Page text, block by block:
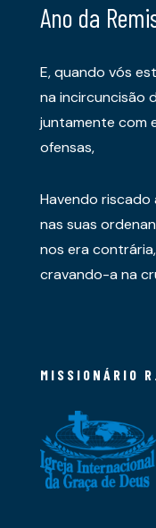
Ano da
E, quando vós
na incircuncisão
juntamente com
ofensas,
Havendo
nas suas
nos era
cravando-a na
MISSIONÁRIO